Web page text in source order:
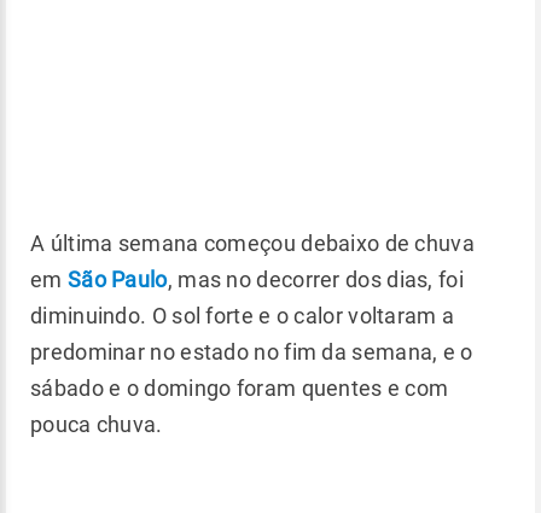
A última semana começou debaixo de chuva
em São Paulo, mas no decorrer dos dias, foi
diminuindo. O sol forte e o calor voltaram a
predominar no estado no fim da semana, e o
sábado e o domingo foram quentes e com
pouca chuva.